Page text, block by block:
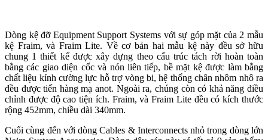
Dòng kệ đỡ Equipment Support Systems với sự góp mặt của 2 mẫu
kệ Fraim, và Fraim Lite. Về cơ bản hai mẫu kệ này đều sở hữu
chung 1 thiết kế được xây dựng theo cấu trúc tách rời hoàn toàn
bằng các giao diện cốc và nón liên tiếp, bề mặt kệ được làm bằng
chất liệu kính cường lực hỗ trợ vòng bi, hệ thống chân nhôm nhô ra
đều được tiến hàng mạ anot. Ngoài ra, chúng còn có khả năng điều
chỉnh được độ cao tiện ích. Fraim, và Fraim Lite đều có kích thước
rộng 452mm, chiều dài 340mm.
Cuối cùng đến với dòng Cables & Interconnects nhỏ trong dòng lớn